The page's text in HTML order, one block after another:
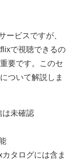
ービスですが、
で視聴できるの
要です。このセ
ついて解説しま
は未確認
タログには含ま